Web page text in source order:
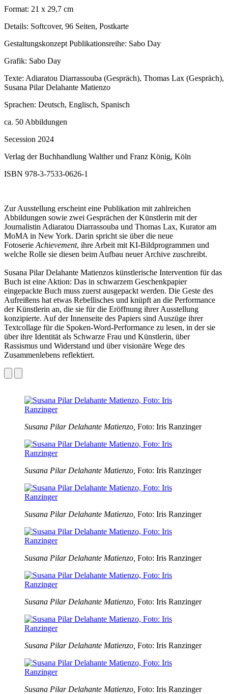
Format: 21 x 29,7 cm
Details: Softcover, 96 Seiten, Postkarte
Gestaltungskonzept Publikationsreihe: Sabo Day
Grafik: Sabo Day
Texte: Adiaratou Diarrassouba (Gespräch), Thomas Lax (Gespräch),
Susana Pilar Delahante Matienzo
Sprachen: Deutsch, Englisch, Spanisch
ca. 50 Abbildungen
Secession 2024
Verlag der Buchhandlung Walther und Franz König, Köln
ISBN 978-3-7533-0626-1
Zur Ausstellung erscheint eine Publikation mit zahlreichen
Abbildungen sowie zwei Gesprächen der Künstlerin mit der
Journalistin Adiaratou Diarrassouba und Thomas Lax, Kurator am
MoMA in New York. Darin spricht sie über die neue
Fotoserie Achievement, ihre Arbeit mit KI-Bildprogrammen und
welche Rolle sie diesen beim Aufbau neuer Archive zuschreibt.
Susana Pilar Delahante Matienzos künstlerische Intervention für das
Buch ist eine Aktion: Das in schwarzem Geschenkpapier
eingepackte Buch muss zuerst ausgepackt werden. Die Geste des
Aufreißens hat etwas Rebellisches und knüpft an die Performance
der Künstlerin an, die sie für die Eröffnung ihrer Ausstellung
konzipierte. Auf der Innenseite des Papiers sind Auszüge ihrer
Textcollage für die Spoken-Word-Performance zu lesen, in der sie
über ihre Identität als Schwarze Frau und Künstlerin, über
Rassismus und Widerstand und über visionäre Wege des
Zusammenlebens reflektiert.
Susana Pilar Delahante Matienzo, Foto: Iris Ranzinger
Susana Pilar Delahante Matienzo, Foto: Iris Ranzinger
Susana Pilar Delahante Matienzo, Foto: Iris Ranzinger
Susana Pilar Delahante Matienzo, Foto: Iris Ranzinger
Susana Pilar Delahante Matienzo, Foto: Iris Ranzinger
Susana Pilar Delahante Matienzo, Foto: Iris Ranzinger
Susana Pilar Delahante Matienzo, Foto: Iris Ranzinger